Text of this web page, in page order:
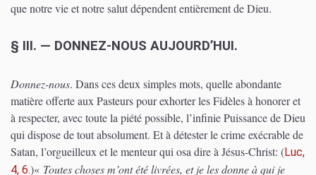
que notre vie et notre salut dépendent entièrement de Dieu.
§ III. — DONNEZ-NOUS AUJOURD’HUI.
Donnez-nous. Dans ces deux simples mots, quelle abondante
matière offerte aux Pasteurs pour exhorter les Fidèles à honorer et
à respecter, avec toute la piété possible, l’infinie Puissance de Dieu
qui dispose de tout absolument. Et à détester le crime exécrable de
Satan, l’orgueilleux et le menteur qui osa dire à Jésus-Christ: (Luc,
4, 6.)« Toutes choses m’ont été livrées, et je les donne à qui je